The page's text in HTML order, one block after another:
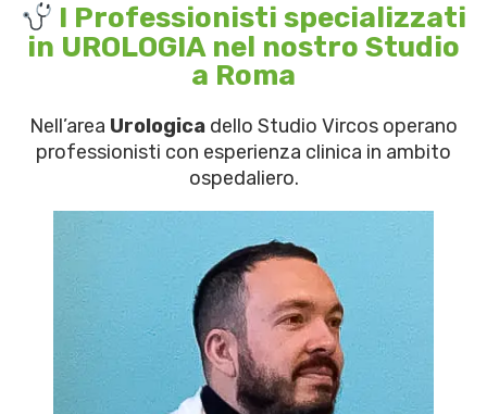
I Professionisti specializzati
in UROLOGIA nel nostro Studio
a Roma
Nell’area Urologica dello Studio Vircos operano
professionisti con esperienza clinica in ambito
ospedaliero.